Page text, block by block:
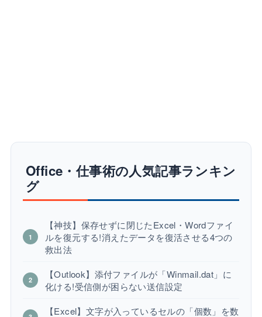
Office・仕事術の人気記事ランキン
グ
【神技】保存せずに閉じたExcel・Wordファイ
ルを復元する!消えたデータを復活させる4つの
救出法
【Outlook】添付ファイルが「Winmail.dat」に
化ける!受信側が困らない送信設定
【Excel】文字が入っているセルの「個数」を数